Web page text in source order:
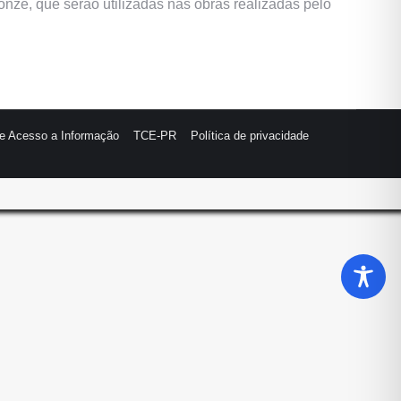
que serão utilizadas nas obras realizadas pelo
Acesso a Informação TCE-PR
Política de privacidade